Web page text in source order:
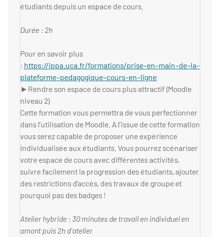
étudiants depuis un espace de cours.
Durée : 2h
Pour en savoir plus
: https://ippa.uca.fr/formations/prise-en-main-de-la-
plateforme-pedagogique-cours-en-ligne
►Rendre son espace de cours plus attractif (Moodle
niveau 2)
Cette formation vous permettra de vous perfectionner
dans l’utilisation de Moodle. A l’issue de cette formation
vous serez capable de proposer une expérience
individualisée aux étudiants. Vous pourrez scénariser
votre espace de cours avec différentes activités,
suivre facilement la progression des étudiants, ajouter
des restrictions d’accès, des travaux de groupe et
pourquoi pas des badges !
Atelier hybride : 30 minutes de travail en individuel en
amont puis 2h d'atelier